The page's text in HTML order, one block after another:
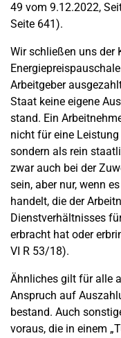
49 vom 9.12.2022,
Seite 641).
Wir schließen uns der
Arbeitgeber
Staat keine eigene
stand. Ein
nicht für eine
sondern als rein
zwar auch bei der
sein, aber nur, wenn
handelt, die der
Dienstverhältnisses
erbracht hat oder
VI R 53/18).
Ähnliches gilt für alle
Anspruch auf
bestand. Auch
voraus, die in einem